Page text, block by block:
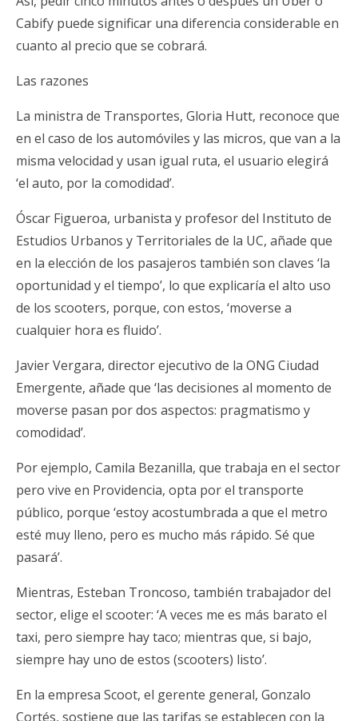
Cabify puede significar una diferencia considerable en
cuanto al precio que se cobrará.
Las razones
La ministra de Transportes, Gloria Hutt, reconoce que
en el caso de los automóviles y las micros, que van a la
misma velocidad y usan igual ruta, el usuario elegirá
‘el auto, por la comodidad’.
Óscar Figueroa, urbanista y profesor del Instituto de
Estudios Urbanos y Territoriales de la UC, añade que
en la elección de los pasajeros también son claves ‘la
oportunidad y el tiempo’, lo que explicaría el alto uso
de los scooters, porque, con estos, ‘moverse a
cualquier hora es fluido’.
Javier Vergara, director ejecutivo de la ONG Ciudad
Emergente, añade que ‘las decisiones al momento de
moverse pasan por dos aspectos: pragmatismo y
comodidad’.
Por ejemplo, Camila Bezanilla, que trabaja en el sector
pero vive en Providencia, opta por el transporte
público, porque ‘estoy acostumbrada a que el metro
esté muy lleno, pero es mucho más rápido. Sé que
pasará’.
Mientras, Esteban Troncoso, también trabajador del
sector, elige el scooter: ‘A veces me es más barato el
taxi, pero siempre hay taco; mientras que, si bajo,
siempre hay uno de estos (scooters) listo’.
En la empresa Scoot, el gerente general, Gonzalo
Cortés, sostiene que las tarifas se establecen con la